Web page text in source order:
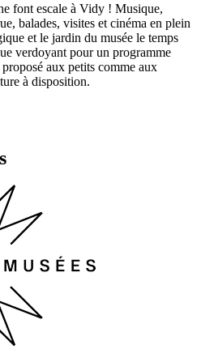
font escale à Vidy ! Musique,
balades, visites et cinéma en plein
et le jardin du musée le temps
verdoyant pour un programme
aux petits comme aux
à disposition.